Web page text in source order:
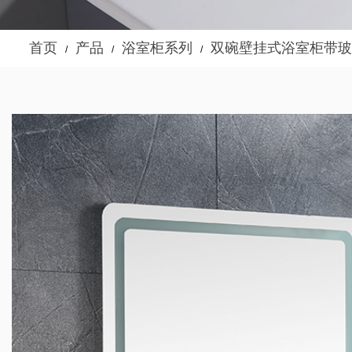
首页 / 产品 / 浴室柜系列 / 双碗壁挂式浴室柜带